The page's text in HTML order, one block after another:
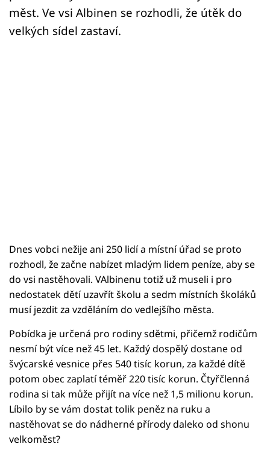
měst. Ve vsi Albinen se rozhodli, že útěk do
velkých sídel zastaví.
Dnes vobci nežije ani 250 lidí a místní úřad se proto
rozhodl, že začne nabízet mladým lidem peníze, aby se
do vsi nastěhovali. VAlbinenu totiž už museli i pro
nedostatek dětí uzavřít školu a sedm místních školáků
musí jezdit za vzděláním do vedlejšího města.
Pobídka je určená pro rodiny sdětmi, přičemž rodičům
nesmí být více než 45 let. Každý dospělý dostane od
švýcarské vesnice přes 540 tisíc korun, za každé dítě
potom obec zaplatí téměř 220 tisíc korun. Čtyřčlenná
rodina si tak může přijít na více než 1,5 milionu korun.
Líbilo by se vám dostat tolik peněz na ruku a
nastěhovat se do nádherné přírody daleko od shonu
velkoměst?